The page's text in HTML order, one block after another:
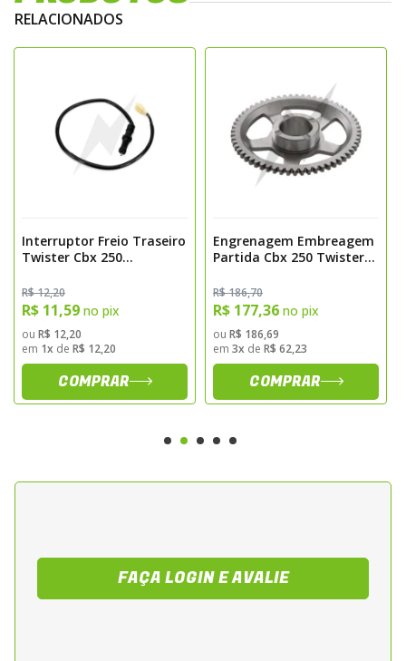
• Conector compatível com sistema original
• Facilita manutenção e substituição do
sistema de freio
Aplicação Recomendada
Indicado para substituição do interruptor
manutenção preventiva. Essencial para o
correto funcionamento do sistema de freio
traseiro.
Sugestão de Utilização
Recomendado para motociclistas e oficinas
mecânicas que buscam manter a eficiência
e a segurança da frenagem traseira.
performance confiável do veículo.
RELACIONADOS
Interruptor Freio Traseiro
Twister Cbx 250
R$ 12,20
R$ 11,59 no pix
ou R$ 12,20
em 1x de R$ 12,20
COMPRAR
Engrenagem Embreagem
Partida Cbx 250 Twister
Tornado 2001>2008
Magnetron
R$ 186,70
R$ 177,36 no pix
ou R$ 186,69
em 3x de R$ 62,23
COMPRAR
FAÇA LOGIN E AVALIE